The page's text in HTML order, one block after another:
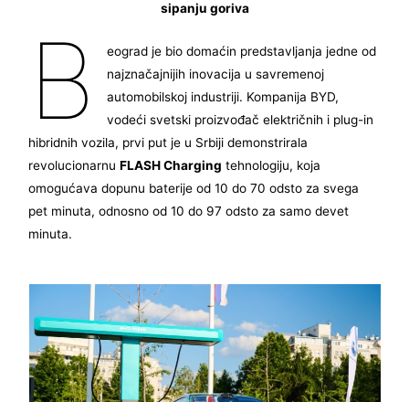
sipanju goriva
B
eograd je bio domaćin predstavljanja jedne od
najznačajnijih inovacija u savremenoj
automobilskoj industriji. Kompanija BYD,
vodeći svetski proizvođač električnih i plug-in
hibridnih vozila, prvi put je u Srbiji demonstrirala
revolucionarnuFLASH Charging tehnologiju, koja
omogućava dopunu baterije od 10 do 70 odsto za svega
pet minuta, odnosno od 10 do 97 odsto za samo devet
minuta.